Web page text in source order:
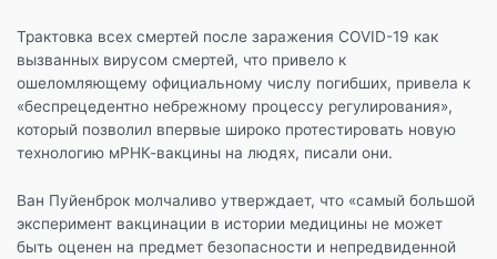
Трактовка всех смертей после заражения COVID-19 как
вызванных вирусом смертей, что привело к
ошеломляющему официальному числу погибших, привела к
«беспрецедентно небрежному процессу регулирования»,
который позволил впервые широко протестировать новую
технологию мРНК-вакцины на людях, писали они.
Ван Пуйенброк молчаливо утверждает, что «самый большой
эксперимент вакцинации в истории медицины не может
быть оценен на предмет безопасности и непредвиденной